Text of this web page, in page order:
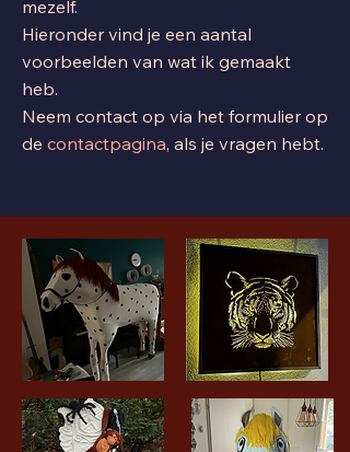
mezelf.
Hieronder vind je een aantal
voorbeelden van wat ik gemaakt
heb.
Neem contact op via het formulier op
de contactpagina, als je vragen hebt.